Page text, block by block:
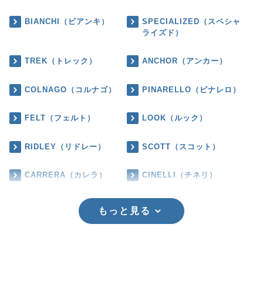
BIANCHI（ビアンキ）
SPECIALIZED（スペシャ
ライズド）
TREK（トレック） ANCHOR（アンカー）
COLNAGO（コルナゴ） PINARELLO（ピナレロ）
FELT（フェルト） LOOK（ルック）
RIDLEY（リドレー） SCOTT（スコット）
CARRERA（カレラ） CINELLI（チネリ）
もっと見る